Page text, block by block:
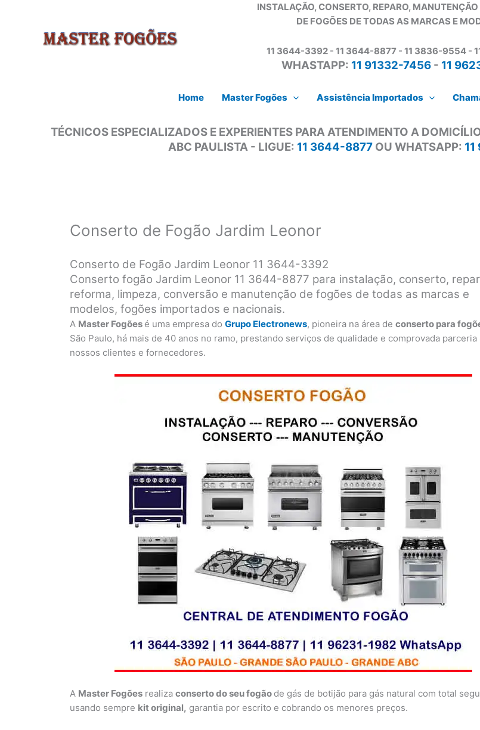
INSTALAÇÃO, CONSERTO, REPARO,
DE FOGÕES DE TODAS AS MARCAS E
11 3644-3392 - 11 3644-8877 - 11 3836-9554 -
WHASTAPP: 11 91332-7456- 11
Home Master Fogões Assistência Importados
TÉCNICOS ESPECIALIZADOS E EXPERIENTES PARA ATENDIMENTO A
ABC PAULISTA - LIGUE: 11 3644-8877OU WHATSAPP:
Conserto de Fogão Jardim Leonor
Conserto de Fogão Jardim Leonor 11 3644-3392
Conserto fogão Jardim Leonor 11 3644-8877 para instalação, conserto,
reforma, limpeza, conversão e manutenção de fogões de todas as marcas e
modelos, fogões importados e nacionais.
A Master Fogões é uma empresa do Grupo Electronews, pioneira na área de conserto para
São Paulo, há mais de 40 anos no ramo, prestando serviços de qualidade e comprovada parceria
nossos clientes e fornecedores.
A Master Fogões realiza conserto do seu fogão de gás de botijão para gás natural com total
usando sempre kit original, garantia por escrito e cobrando os menores preços.